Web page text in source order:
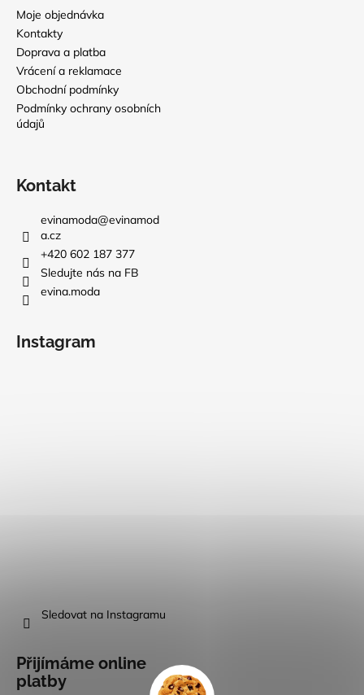
Moje objednávka
Kontakty
Doprava a platba
Vrácení a reklamace
Obchodní podmínky
Podmínky ochrany osobních
údajů
Kontakt
evinamoda@evinamod
a.cz
+420 602 187 377
Sledujte nás na FB
evina.moda
Instagram
Sledovat na Instagramu
Přijímáme online
platby